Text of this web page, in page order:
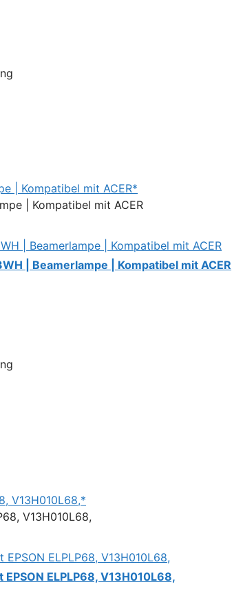
| Kompatibel mit ACER*
| Beamerlampe | Kompatibel mit ACER
V13H010L68,*
ELPLP68, V13H010L68,